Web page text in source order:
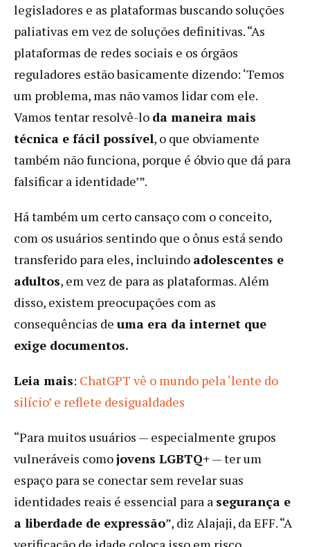
legisladores e as plataformas buscando soluções
paliativas em vez de soluções definitivas. “As
plataformas de redes sociais e os órgãos
reguladores estão basicamente dizendo: ‘Temos
um problema, mas não vamos lidar com ele.
Vamos tentar resolvê-lo da maneira mais
técnica e fácil possível, o que obviamente
também não funciona, porque é óbvio que dá para
falsificar a identidade’”.
Há também um certo cansaço com o conceito,
com os usuários sentindo que o ônus está sendo
transferido para eles, incluindo adolescentes e
adultos, em vez de para as plataformas. Além
disso, existem preocupações com as
consequências de uma era da internet que
exige documentos.
Leia mais: ChatGPT vê o mundo pela ‘lente do
silício’ e reflete desigualdades
“Para muitos usuários — especialmente grupos
vulneráveis ​​comojovens LGBTQ+ — ter um
espaço para se conectar sem revelar suas
identidades reais é essencial para a segurança e
a liberdade de expressão”, diz Alajaji, da EFF. “A